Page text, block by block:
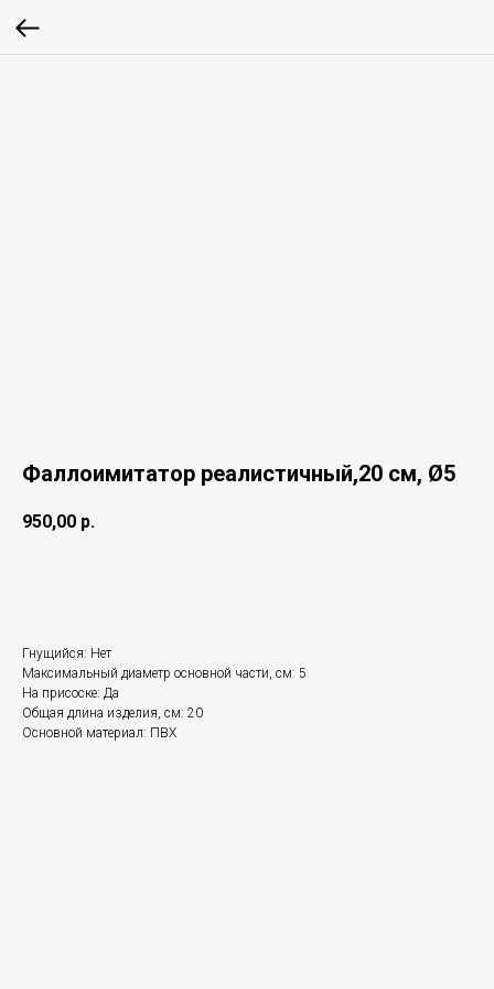
Фаллоимитатор реалистичный,20 см, Ø5
950,00 р.
Гнущийся: Нет
Максимальный диаметр основной части, см: 5
На присоске: Да
Общая длина изделия, см: 20
Основной материал: ПВХ